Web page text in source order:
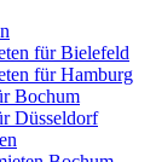
für Bielefeld
für Hamburg
Bochum
Düsseldorf